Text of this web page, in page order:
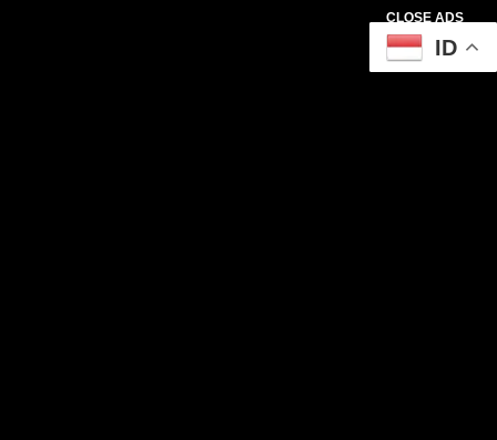
CLOSE ADS
ID